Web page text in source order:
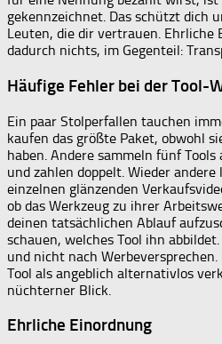
gekennzeichnet. Das schützt dich
Leuten, die dir vertrauen. Ehrliche
dadurch nichts, im Gegenteil:
Häufige Fehler bei der Tool-
Ein paar Stolperfallen tauchen
kaufen das größte Paket, obwohl
haben. Andere sammeln fünf
und zahlen doppelt. Wieder
einzelnen glänzenden
ob das Werkzeug zu ihrer
deinen tatsächlichen Ablauf
schauen, welches Tool ihn
und nicht nach
Tool als angeblich alternativlos
nüchterner Blick.
Ehrliche Einordnung